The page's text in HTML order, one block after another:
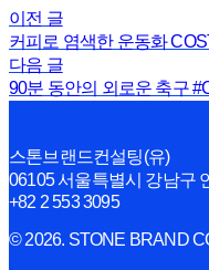
이전 글
커피로 염색한 운동화
다음 글
90분 동안의 외로운 축구
스톤브랜드컨설팅(유)
06105 서울특별시 강남구
+82 2 553 3095
© 2026. STONE BRAND